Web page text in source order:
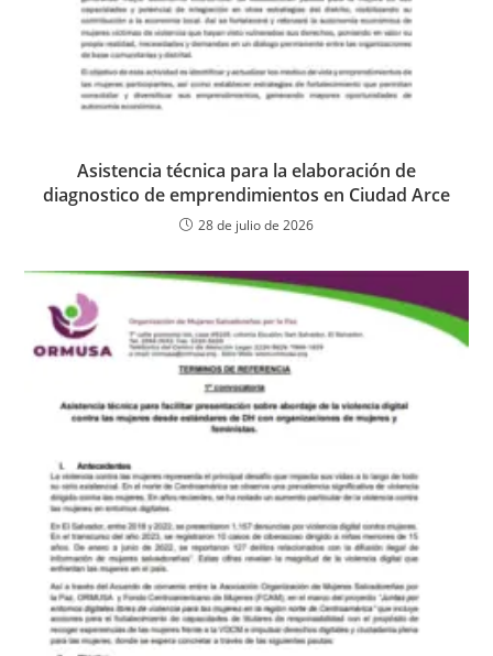
Asistencia técnica para la elaboración de
diagnostico de emprendimientos en Ciudad Arce
28 de julio de 2026